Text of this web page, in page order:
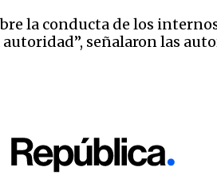
la conducta de los
señalaron las